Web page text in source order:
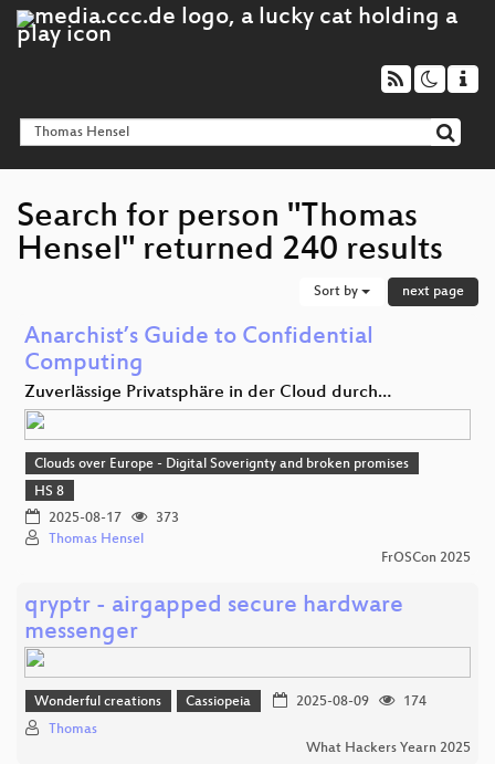
Search for person "Thomas
Hensel" returned 240 results
Sort by next page
Anarchist’s Guide to Confidential
Computing
Zuverlässige Privatsphäre in der Cloud durch…
Clouds over Europe - Digital Soverignty and broken promises
HS 8
2025-08-17
373
Thomas Hensel
FrOSCon 2025
qryptr - airgapped secure hardware
messenger
Wonderful creations Cassiopeia 2025-08-09
174
Thomas
What Hackers Yearn 2025